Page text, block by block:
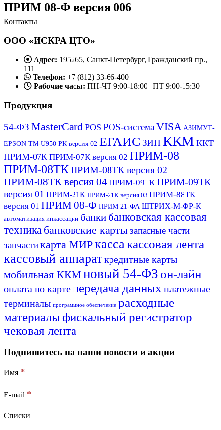
ПРИМ 08-Ф версия 006
Контакты
ООО «ИСКРА ЦТО»
Адрес: 195265, Санкт-Петербург, Гражданский пр.,
111
Телефон: +7 (812) 33-66-400
Рабочие часы: ПН-ЧТ 9:00-18:00 | ПТ 9:00-15:30
Продукция
54-ФЗ MasterCard POS POS-системаVISA АЗИМУТ-
EPSON ТМ-U950 РК версия 02 ЕГАИС ЗИП ККМ ККТ
ПРИМ-07К ПРИМ-07К версия 02 ПРИМ-08
ПРИМ-08ТКПРИМ-08ТК версия 02
ПРИМ-08ТК версия 04 ПРИМ-09ТК ПРИМ-09ТК
версия 01 ПРИМ-21К ПРИМ-21К версия 03 ПРИМ-88ТК
версия 01 ПРИМ 08-Ф ПРИМ 21-ФА ШТРИХ-М-ФР-К
автоматизация инкассации банки банковская кассовая
техника банковские карты запасные части
запчастикарта МИРкасса кассовая лента
кассовый аппараткредитные карты
мобильная ККМ новый 54-ФЗ он-лайн
оплата по картепередача данных платежные
терминалы программное обеспечение расходные
материалыфискальный регистратор
чековая лента
Подпишитесь на наши новости и акции
Имя *
E-mail *
Списки